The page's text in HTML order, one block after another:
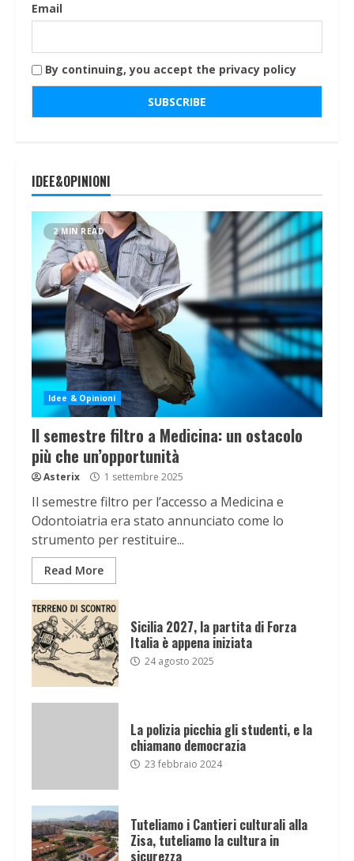
Email
By continuing, you accept the privacy policy
IDEE&OPINIONI
2 MIN READ
Idee & Opinioni
Il semestre filtro a Medicina: un ostacolo
più che un’opportunità
Asterix 1 settembre 2025
Il semestre filtro per l’accesso a Medicina e
Odontoiatria era stato annunciato come lo
strumento per restituire...
Read More
Sicilia 2027, la partita di Forza
Italia è appena iniziata
24 agosto 2025
La polizia picchia gli studenti, e la
chiamano democrazia
23 febbraio 2024
Tuteliamo i Cantieri culturali alla
Zisa, tuteliamo la cultura in
sicurezza